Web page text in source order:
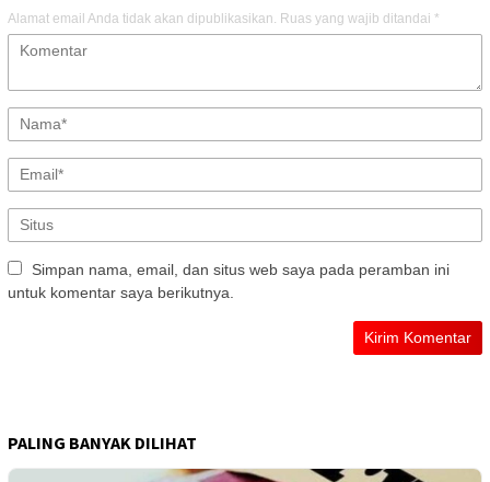
Alamat email Anda tidak akan dipublikasikan. Ruas yang wajib ditandai *
Simpan nama, email, dan situs web saya pada peramban ini
untuk komentar saya berikutnya.
PALING BANYAK DILIHAT